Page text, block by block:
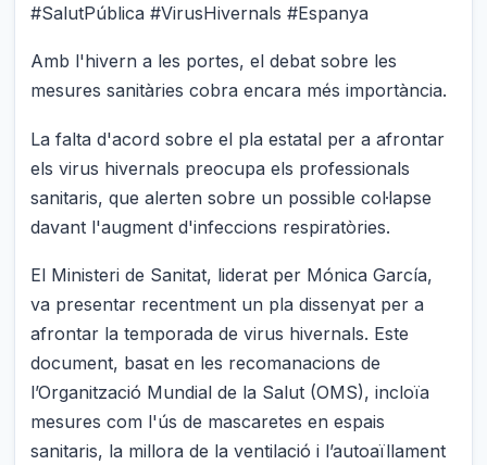
#SalutPública #VirusHivernals #Espanya
Amb l'hivern a les portes, el debat sobre les
mesures sanitàries cobra encara més importància.
La falta d'acord sobre el pla estatal per a afrontar
els virus hivernals preocupa els professionals
sanitaris, que alerten sobre un possible col·lapse
davant l'augment d'infeccions respiratòries.
El Ministeri de Sanitat, liderat per Mónica García,
va presentar recentment un pla dissenyat per a
afrontar la temporada de virus hivernals. Este
document, basat en les recomanacions de
l’Organització Mundial de la Salut (OMS), incloïa
mesures com l'ús de mascaretes en espais
sanitaris, la millora de la ventilació i l’autoaïllament